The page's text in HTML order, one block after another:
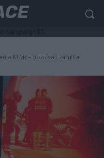
a KTM? – pozitívan zárult a